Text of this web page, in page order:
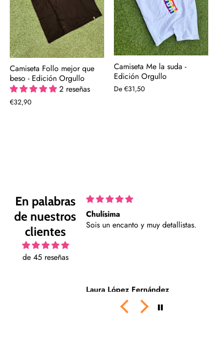
Camiseta Follo mejor que
beso - Edición Orgullo
2 reseñas
€32,90
Camiseta Me la suda -
Edición Orgullo
De €31,50
En palabras
de nuestros
clientes
de 45 reseñas
Chulísima
Sois un encanto y muy detallistas.
Laura López Fernández